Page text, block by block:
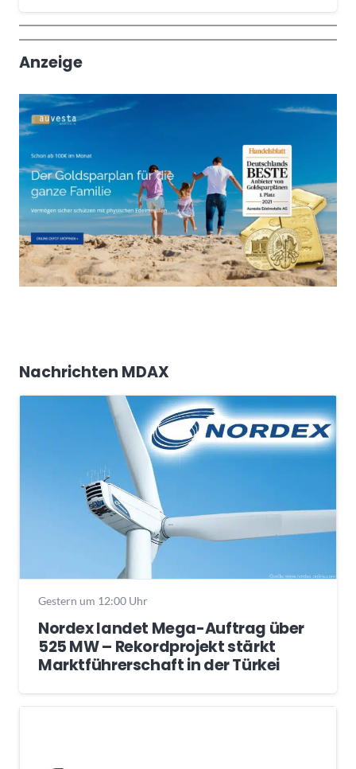
Wochenrückblick
Trendthemen
Anzeige
Nachrichten MDAX
Gestern um 12:00 Uhr
Nordex landet Mega-Auftrag über
525 MW – Rekordprojekt stärkt
Marktführerschaft in der Türkei